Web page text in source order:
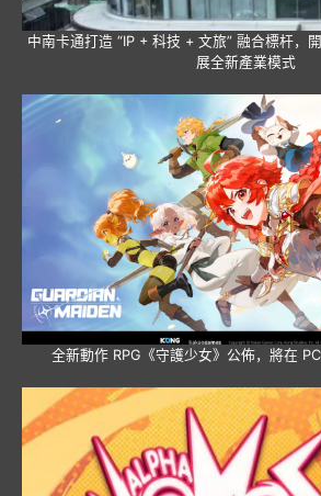
中南卡通打造 “IP + 科技 + 文旅” 融合標杆，
展全新產業模式
全新動作 RPG《守護少女》公佈，將在